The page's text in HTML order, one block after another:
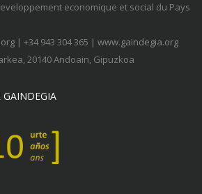
economique et social du Pays
| +34 943 304 365 | www.gaindegia.org
20140 Andoain, Gipuzkoa
GAINDEGIA